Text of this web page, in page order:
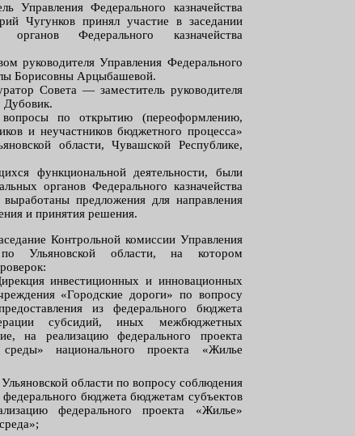
Управления Федерального казначейства
Чугунков принял участие в заседании
органов Федерального казначейства
руководителя Управления Федерального
Борисовны Арцыбашевой.
Совета — заместитель руководителя
Дубовик.
по открытию (переоформлению,
и неучастников бюджетного процесса»
области, Чувашской Республике,
функциональной деятельности, были
органов Федерального казначейства
предложения для направления
и принятия решения.
Контрольной комиссии Управления
по Ульяновской области, на котором
инвестиционных и инновационных
«Городские дороги» по вопросу
из федерального бюджета
субсидий, иных межбюджетных
на реализацию федерального проекта
национального проекта «Жилье
области по вопросу соблюдения
федерального бюджета бюджетам субъектов
федерального проекта «Жилье»